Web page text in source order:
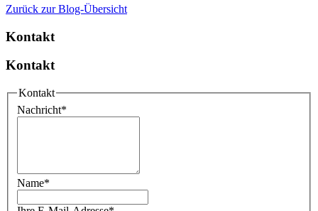
Zurück zur Blog-Übersicht
Kontakt
Kontakt
Kontakt
Nachricht*
Name*